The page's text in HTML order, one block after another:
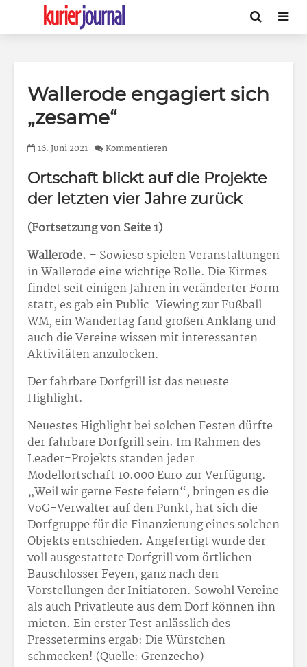
Wallerode engagiert sich
„zesame“
16. Juni 2021 Kommentieren
Ortschaft blickt auf die Projekte
der letzten vier Jahre zurück
(Fortsetzung von Seite 1)
Wallerode. – Sowieso spielen Veranstaltungen
in Wallerode eine wichtige Rolle. Die Kirmes
findet seit einigen Jahren in veränderter Form
statt, es gab ein Public-Viewing zur Fußball-
WM, ein Wandertag fand großen Anklang und
auch die Vereine wissen mit interessanten
Aktivitäten anzulocken.
Der fahrbare Dorfgrill ist das neueste
Highlight.
Neuestes Highlight bei solchen Festen dürfte
der fahrbare Dorfgrill sein. Im Rahmen des
Leader-Projekts standen jeder
Modellortschaft 10.000 Euro zur Verfügung.
„Weil wir gerne Feste feiern“, bringen es die
VoG-Verwalter auf den Punkt, hat sich die
Dorfgruppe für die Finanzierung eines solchen
Objekts entschieden. Angefertigt wurde der
voll ausgestattete Dorfgrill vom örtlichen
Bauschlosser Feyen, ganz nach den
Vorstellungen der Initiatoren. Sowohl Vereine
als auch Privatleute aus dem Dorf können ihn
mieten. Ein erster Test anlässlich des
Pressetermins ergab: Die Würstchen
schmecken! (Quelle: Grenzecho)